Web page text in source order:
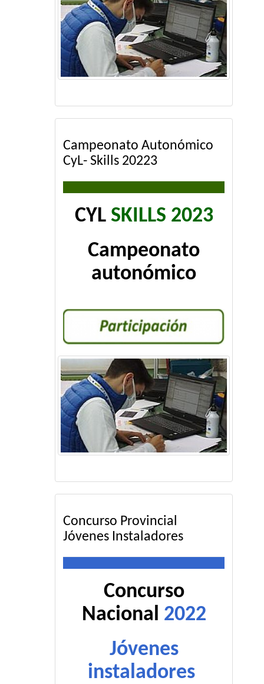
Campeonato Autonómico
CyL- Skills 20223
CYL SKILLS 2023
Campeonato
autonómico
Concurso Provincial
Jóvenes Instaladores
Concurso
Nacional 2022
Jóvenes
instaladores